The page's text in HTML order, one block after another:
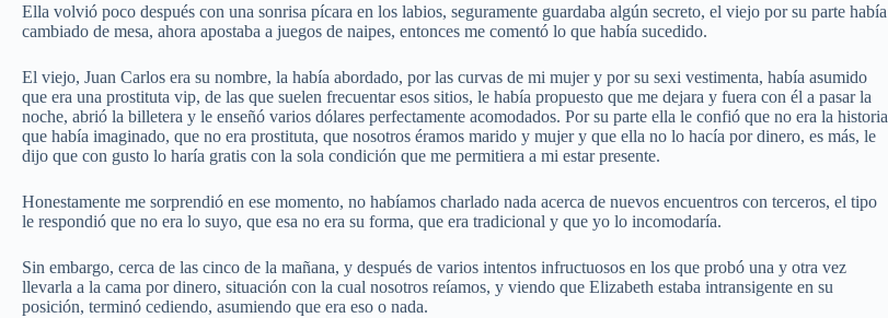
Ella volvió poco después con una sonrisa pícara en los labios, seguramente guardaba algún secreto, el viejo por su parte había
cambiado de mesa, ahora apostaba a juegos de naipes, entonces me comentó lo que había sucedido.
El viejo, Juan Carlos era su nombre, la había abordado, por las curvas de mi mujer y por su sexi vestimenta, había asumido
que era una prostituta vip, de las que suelen frecuentar esos sitios, le había propuesto que me dejara y fuera con él a pasar la
noche, abrió la billetera y le enseñó varios dólares perfectamente acomodados. Por su parte ella le confió que no era la historia
que había imaginado, que no era prostituta, que nosotros éramos marido y mujer y que ella no lo hacía por dinero, es más, le
dijo que con gusto lo haría gratis con la sola condición que me permitiera a mi estar presente.
Honestamente me sorprendió en ese momento, no habíamos charlado nada acerca de nuevos encuentros con terceros, el tipo
le respondió que no era lo suyo, que esa no era su forma, que era tradicional y que yo lo incomodaría.
Sin embargo, cerca de las cinco de la mañana, y después de varios intentos infructuosos en los que probó una y otra vez
llevarla a la cama por dinero, situación con la cual nosotros reíamos, y viendo que Elizabeth estaba intransigente en su
posición, terminó cediendo, asumiendo que era eso o nada.